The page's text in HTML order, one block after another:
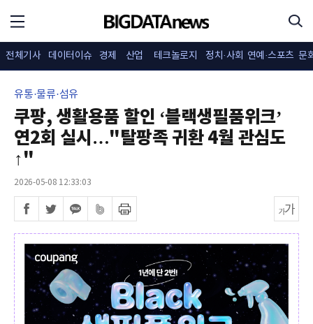
전체기사 데이터이슈 경제 산업 테크놀로지 정치·사회 연예·스포츠 문
유통·물류·섬유
쿠팡, 생활용품 할인 ‘블랙생필품위크’
연2회 실시…"탈팡족 귀환 4월 관심도
↑"
2026-05-08 12:33:03